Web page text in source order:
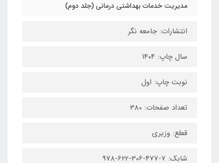
مدیریت خدمات بهداشتی درمانی (جلد دوم)
انتشارات: جامعه نگر
سال چاپ: 1404
نوبت چاپ: اول
تعداد صفحات: 380
قطع: وزیری
شابک: 7-477-306-622-978